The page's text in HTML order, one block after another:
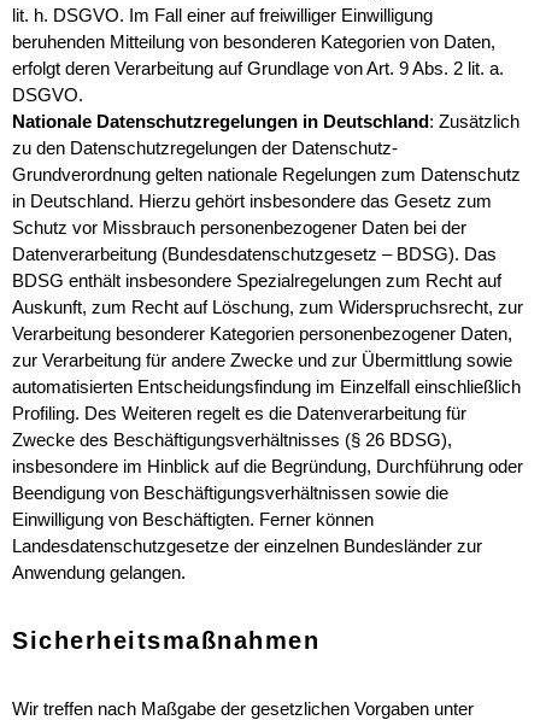
lit. h. DSGVO. Im Fall einer auf freiwilliger Einwilligung
beruhenden Mitteilung von besonderen Kategorien von Daten,
erfolgt deren Verarbeitung auf Grundlage von Art. 9 Abs. 2 lit. a.
DSGVO.
Nationale Datenschutzregelungen in Deutschland: Zusätzlich
zu den Datenschutzregelungen der Datenschutz-
Grundverordnung gelten nationale Regelungen zum Datenschutz
in Deutschland. Hierzu gehört insbesondere das Gesetz zum
Schutz vor Missbrauch personenbezogener Daten bei der
Datenverarbeitung (Bundesdatenschutzgesetz – BDSG). Das
BDSG enthält insbesondere Spezialregelungen zum Recht auf
Auskunft, zum Recht auf Löschung, zum Widerspruchsrecht, zur
Verarbeitung besonderer Kategorien personenbezogener Daten,
zur Verarbeitung für andere Zwecke und zur Übermittlung sowie
automatisierten Entscheidungsfindung im Einzelfall einschließlich
Profiling. Des Weiteren regelt es die Datenverarbeitung für
Zwecke des Beschäftigungsverhältnisses (§ 26 BDSG),
insbesondere im Hinblick auf die Begründung, Durchführung oder
Beendigung von Beschäftigungsverhältnissen sowie die
Einwilligung von Beschäftigten. Ferner können
Landesdatenschutzgesetze der einzelnen Bundesländer zur
Anwendung gelangen.
Sicherheitsmaßnahmen
Wir treffen nach Maßgabe der gesetzlichen Vorgaben unter